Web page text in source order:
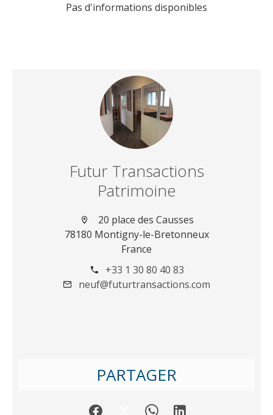
Pas d'informations disponibles
Futur Transactions
Patrimoine
20 place des Causses
78180 Montigny-le-Bretonneux
France
+33 1 30 80 40 83
neuf@futurtransactions.com
PARTAGER